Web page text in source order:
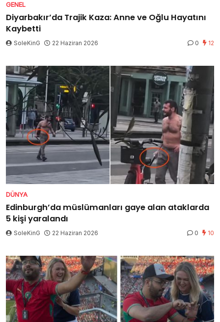
GENEL
Diyarbakır’da Trajik Kaza: Anne ve Oğlu Hayatını
Kaybetti
SoleKinG 22 Haziran 2026 0 12
DÜNYA
Edinburgh’da müslümanları gaye alan ataklarda
5 kişi yaralandı
SoleKinG 22 Haziran 2026 0 10